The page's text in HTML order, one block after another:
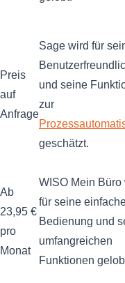
Preis
auf
Anfrage
Sage wird für
und seine
zur
geschätzt.
Ab
23,95 €
pro
Monat
WISO Mein Büro
für seine
Bedienung und
umfangreichen
Funktionen